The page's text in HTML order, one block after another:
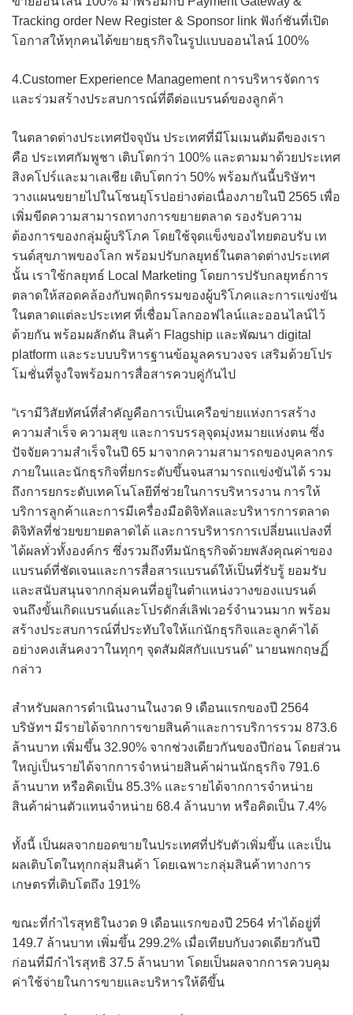
Tracking order New Register & Sponsor link ฟังก์ชันที่เปิด
โอกาสให้ทุกคนได้ขยายธุรกิจในรูปแบบออนไลน์ 100%
4.Customer Experience Management การบริหารจัดการ
และร่วมสร้างประสบการณ์ที่ดีต่อแบรนด์ของลูกค้า
ในตลาดต่างประเทศปัจจุบัน ประเทศที่มีโมเมนตัมดีของเรา
คือ ประเทศกัมพูชา เติบโตกว่า 100% และตามมาด้วยประเทศ
สิงคโปร์และมาเลเชีย เติบโตกว่า 50% พร้อมกันนี้บริษัทฯ
วางแผนขยายไปในโซนยุโรปอย่างต่อเนื่องภายในปี 2565 เพื่อ
เพิ่มขีดความสามารถทางการขยายตลาด รองรับความ
ต้องการของกลุ่มผู้บริโภค โดยใช้จุดแข็งของไทยตอบรับ เท
รนด์สุขภาพของโลก พร้อมปรับกลยุทธ์ในตลาดต่างประเทศ
นั้น เราใช้กลยุทธ์ Local Marketing โดยการปรับกลยุทธ์การ
ตลาดให้สอดคล้องกับพฤติกรรมของผู้บริโภคและการแข่งขัน
ในตลาดแต่ละประเทศ ที่เชื่อมโลกออฟไลน์และออนไลน์ไว้
ด้วยกัน พร้อมผลักดัน สินค้า Flagship และพัฒนา digital
platform และระบบบริหารฐานข้อมูลครบวงจร เสริมด้วยโปร
โมชั่นที่จูงใจพร้อมการสื่อสารควบคู่กันไป
“เรามีวิสัยทัศน์ที่สำคัญคือการเป็นเครือข่ายแห่งการสร้าง
ความสำเร็จ ความสุข และการบรรลุจุดมุ่งหมายแห่งตน ซึ่ง
ปัจจัยความสำเร็จในปี 65 มาจากความสามารถของบุคลากร
ภายในและนักธุรกิจที่ยกระดับขึ้นจนสามารถแข่งขันได้ รวม
ถึงการยกระดับเทคโนโลยีที่ช่วยในการบริหารงาน การให้
บริการลูกค้าและการมีเครื่องมือดิจิทัลและบริหารการตลาด
ดิจิทัลที่ช่วยขยายตลาดได้ และการบริหารการเปลี่ยนแปลงที่
ได้ผลทั่วทั้งองค์กร ซึ่งรวมถึงทีมนักธุรกิจด้วยพลังคุณค่าของ
แบรนด์ที่ชัดเจนและการสื่อสารแบรนด์ให้เป็นที่รับรู้ ยอมรับ
และสนับสนุนจากกลุ่มคนที่อยู่ในตำแหน่งวางของแบรนด์
จนถึงขั้นเกิดแบรนด์และโปรดักส์เลิฟเวอร์จำนวนมาก พร้อม
สร้างประสบการณ์ที่ประทับใจให้แก่นักธุรกิจและลูกค้าได้
อย่างคงเส้นคงวาในทุกๆ จุดสัมผัสกับแบรนด์” นายนพกฤษฏิ์
กล่าว
สำหรับผลการดำเนินงานในงวด 9 เดือนแรกของปี 2564
บริษัทฯ มีรายได้จากการขายสินค้าและการบริการรวม 873.6
ล้านบาท เพิ่มขึ้น 32.90% จากช่วงเดียวกันของปีก่อน โดยส่วน
ใหญ่เป็นรายได้จากการจำหน่ายสินค้าผ่านนักธุรกิจ 791.6
ล้านบาท หรือคิดเป็น 85.3% และรายได้จากการจำหน่าย
สินค้าผ่านตัวแทนจำหน่าย 68.4 ล้านบาท หรือคิดเป็น 7.4%
ทั้งนี้ เป็นผลจากยอดขายในประเทศที่ปรับตัวเพิ่มขึ้น และเป็น
ผลเติบโตในทุกกลุ่มสินค้า โดยเฉพาะกลุ่มสินค้าทางการ
เกษตรที่เติบโตถึง 191%
ขณะที่กำไรสุทธิในงวด 9 เดือนแรกของปี 2564 ทำได้อยู่ที่
149.7 ล้านบาท เพิ่มขึ้น 299.2% เมื่อเทียบกับงวดเดียวกันปี
ก่อนที่มีกำไรสุทธิ 37.5 ล้านบาท โดยเป็นผลจากการควบคุม
ค่าใช้จ่ายในการขายและบริหารให้ดีขึ้น